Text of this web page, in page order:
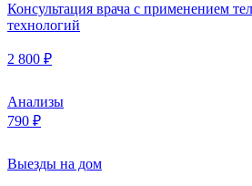
Консультация врача с применением
технологий
2 800 ₽
Анализы
790 ₽
Выезды на дом